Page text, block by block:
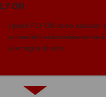
ON
I punti FLY ON sono calcolati
accreditati automaticamente
alle miglia di volo.